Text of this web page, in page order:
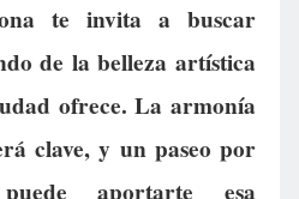
te invita a buscar
de la belleza artística
ofrece. La armonía
clave, y un paseo por
aportarte esa